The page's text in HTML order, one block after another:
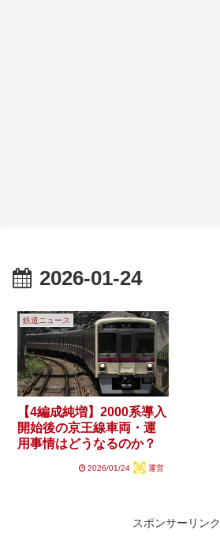
2026-01-24
鉄道ニュース
【4編成純増】2000系導入
開始後の京王線車両・運
用事情はどうなるのか？
2026/01/24 運営
スポンサーリンク